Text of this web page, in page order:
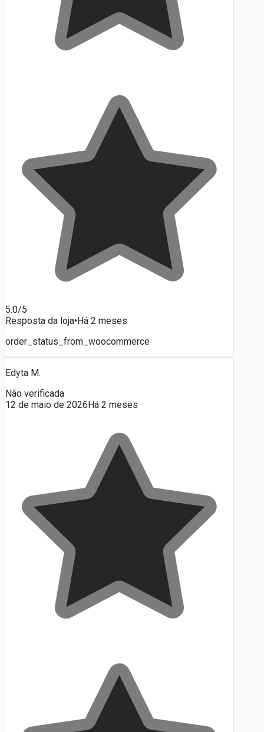
5.0/5
Resposta da loja•Há 2 meses
order_status_from_woocommerce
Edyta M.
Não verificada
12 de maio de 2026Há 2 meses